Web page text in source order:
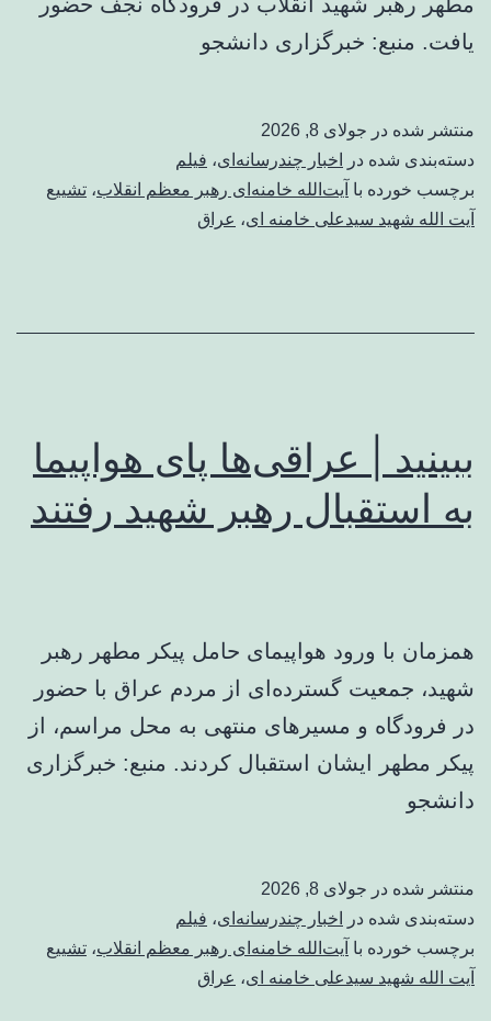
یافت. منبع: خبرگزاری دانشجو
منتشر شده در جولای 8, 2026
دسته‌بندی شده در
اخبار چندرسانه‌ای، فیلم
برچسب خورده با آیت‌الله خامنه‌ای رهبر معظم انقلاب، تشییع
آیت الله شهید سیدعلی خامنه ای، عراق
ببینید | عراقی‌ها پای هواپیما
به استقبال رهبر شهید رفتند
همزمان با ورود هواپیمای حامل پیکر مطهر رهبر
شهید، جمعیت گسترده‌ای از مردم عراق با حضور
در فرودگاه و مسیرهای منتهی به محل مراسم، از
پیکر مطهر ایشان استقبال کردند. منبع: خبرگزاری
دانشجو
منتشر شده در جولای 8, 2026
دسته‌بندی شده در
اخبار چندرسانه‌ای، فیلم
برچسب خورده با آیت‌الله خامنه‌ای رهبر معظم انقلاب، تشییع
آیت الله شهید سیدعلی خامنه ای، عراق